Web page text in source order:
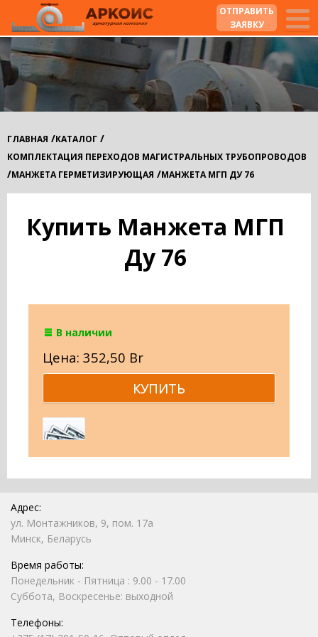
ОТПРАВИТЬ
ЗАЯВКУ
ГЛАВНАЯ /КАТАЛОГ /
КОМПЛЕКТАЦИЯ ПЕРЕХОДОВ МАГИСТРАЛЬНЫХ ТРУБОПРОВОДОВ
/МАНЖЕТА ГЕРМЕТИЗИРУЮЩАЯ /МАНЖЕТА МГП ДУ 76
Купить Манжета МГП
Ду 76
В наличии
Цена: 352,50 Br
Адрес:
ул. Монтажников, 9, пом. 17а
Минск, Беларусь
Время работы:
Понедельник - Пятница : 9.00 - 17.00
Суббота, Воскресенье: выходной
Телефоны: